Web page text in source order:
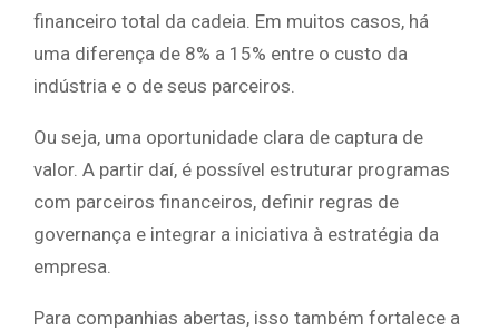
financeiro total da cadeia. Em muitos casos, há
uma diferença de 8% a 15% entre o custo da
indústria e o de seus parceiros.
Ou seja, uma oportunidade clara de captura de
valor. A partir daí, é possível estruturar programas
com parceiros financeiros, definir regras de
governança e integrar a iniciativa à estratégia da
empresa.
Para companhias abertas, isso também fortalece a